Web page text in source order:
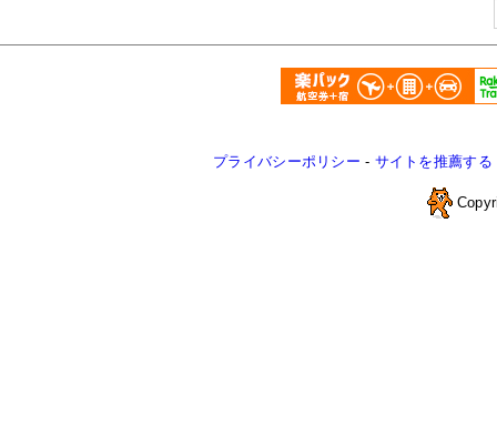
プライバシーポリシー - サイトを推薦する